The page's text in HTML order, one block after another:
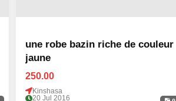
une robe bazin riche de couleur
jaune
250.00
Kinshasa
20 Jul 2016